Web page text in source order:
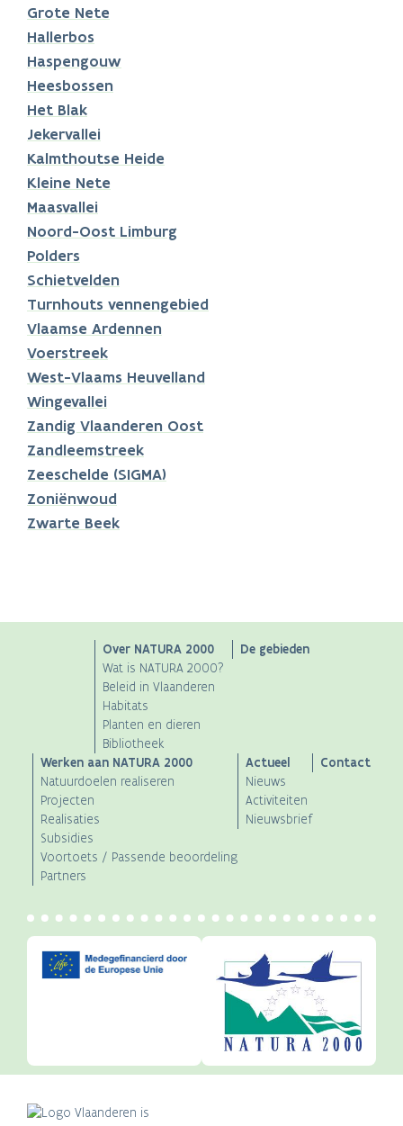
Grote Nete
Hallerbos
Haspengouw
Heesbossen
Het Blak
Jekervallei
Kalmthoutse Heide
Kleine Nete
Maasvallei
Noord-Oost Limburg
Polders
Schietvelden
Turnhouts vennengebied
Vlaamse Ardennen
Voerstreek
West-Vlaams Heuvelland
Wingevallei
Zandig Vlaanderen Oost
Zandleemstreek
Zeeschelde (SIGMA)
Zoniënwoud
Zwarte Beek
navigation
Over NATURA 2000
Wat is NATURA 2000?
Beleid in Vlaanderen
Habitats
Planten en dieren
Bibliotheek
De gebieden
Werken aan NATURA 2000
Natuurdoelen realiseren
Projecten
Realisaties
Subsidies
Voortoets / Passende beoordeling
Partners
Actueel
Nieuws
Activiteiten
Nieuwsbrief
Contact